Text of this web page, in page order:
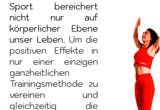
Sport bereichert
nicht nur auf
körperlicher Ebene
unser Leben. Um die
positiven Effekte in
nur einer einzigen
ganzheitlichen
Trainingsmethode zu
vereinen und
gleichzeitig die